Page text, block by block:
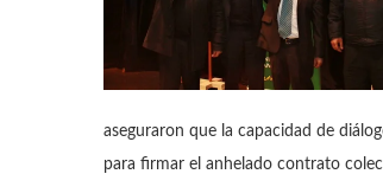
aseguraron que la capacidad de
para firmar el anhelado contrato